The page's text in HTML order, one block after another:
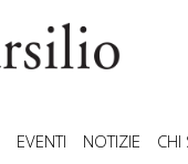
EVENTI NOTIZIE CHI